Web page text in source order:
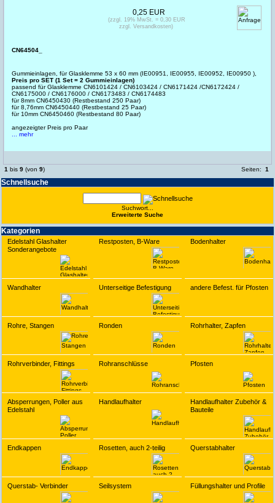
Schnell­suche
Suchwort...
Erwei­terte Suche
Kate­gorien
Edelstahl Glashalter
Sonderangebote
Restposten, B-Ware Bodenhalter
Wandhalter Unterseitige Befestigung andere Befest. für Pfosten
Rohre, Stangen Ronden Rohrhalter, Zapfen
Rohrverbinder, Fittings Rohranschlüsse Pfosten
Absperrungen, Poller aus
Edelstahl
Handlaufhalter
Handlaufhalter Zubehör &
Bauteile
Endkappen Rosetten, auch 2-teilig Querstabhalter
Querstab- Verbinder Seilsystem Füllungshalter und Profile
CN64504_
Gummieinlagen, für Glasklemme 53 x 60 mm (IE00951, IE00955, IE00952, IE00950 ),
Preis pro SET (1 Set = 2 Gummieinlagen)
passend für Glasklemme CN6101424 / CN6103424 / CN6171424 /CN6172424 /
CN6175000 / CN6176000 / CN6173483 / CN6174483
für 8mm CN6450430 (Restbestand 250 Paar)
für 8,76mm CN6450440 (Restbestand 25 Paar)
für 10mm CN6450460 (Restbestand 80 Paar)
angezeigter Preis pro Paar
... mehr
0,25 EUR
(zzgl. 19% MwSt. = 0,30 EUR
zzgl. Versandkosten)
1 bis 9 (von 9) Seiten: 1